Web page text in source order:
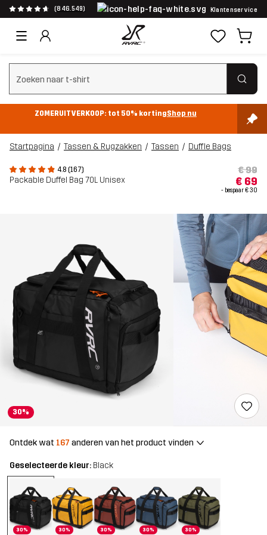
(846.549) Klantenservice
Zoeken wissen
ZOMERUITVERKOOP: tot 50% kortingShop nu
Startpagina Tassen & Rugzakken Tassen Duffle Bags
4.8 (167)
Packable Duffel Bag 70L Unisex
€ 99
€ 69
- bespaar€ 30
30%
Ontdek wat 167 anderen van het product vinden
Geselecteerde kleur: Black
30% 30% 30% 30% 30%